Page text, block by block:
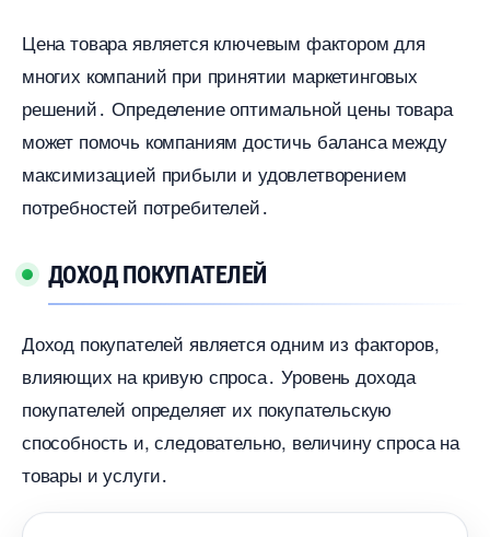
Цена товара является ключевым фактором для
многих компаний при принятии маркетинговых
решений․ Определение оптимальной цены товара
может помочь компаниям достичь баланса между
максимизацией прибыли и удовлетворением
потребностей потребителей․
ДОХОД ПОКУПАТЕЛЕЙ
Доход покупателей является одним из факторов,
лияющих на кривую спроса․ Уровень дохода
покупателей определяет их покупательскую
способность и, следовательно, величину спроса на
товары и услуги․